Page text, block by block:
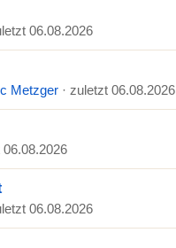
06.08.2026
Metzger · zuletzt 06.08.2026
06.08.2026
06.08.2026